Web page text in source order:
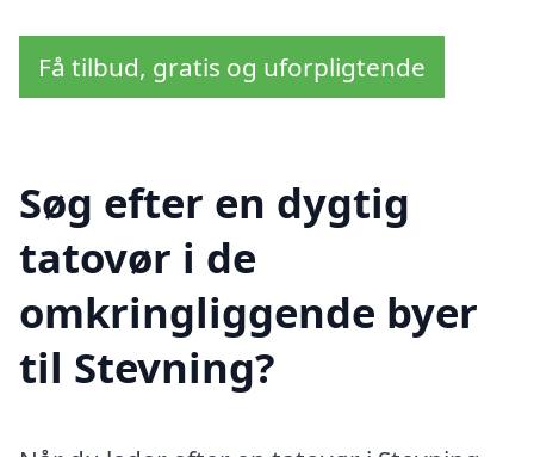
Få tilbud, gratis og uforpligtende
Søg efter en dygtig
tatovør i de
omkringliggende byer
til Stevning?